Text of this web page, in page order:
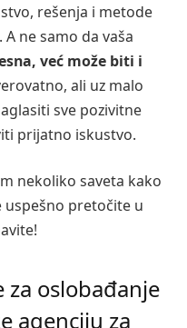
rešenja i metode
ne samo da vaša
već može biti i
ali uz malo
sve pozivitne
prijatno iskustvo.
nekoliko saveta kako
uspešno pretočite u
oslobađanje
agenciju za